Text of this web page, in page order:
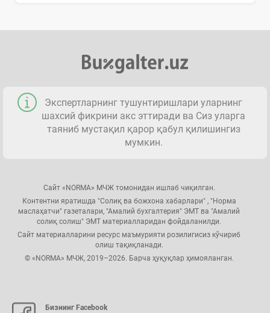
Экспертларнинг тушунтиришлари уларнинг
шахсий фикрини акс эттиради ва Сиз уларга
таяниб мустақил қарор қабул қилишингиз
мумкин.
Сайт «NORMA» МЧЖ томонидан ишлаб чиқилган.
Контентни яратишда "Солиқ ва божхона хабарлари" , "Норма
маслаҳатчи" газеталари, "Амалий бухгалтерия" ЭМТ ва "Амалий
солиқ солиш" ЭМТ материалларидан фойдаланилди.
Сайт материалларини ресурс маъмурияти розилигисиз кўчириб
олиш тақиқланади.
© «NORMA» МЧЖ, 2019–2026. Барча ҳуқуқлар ҳимояланган.
Бизнинг Facebook